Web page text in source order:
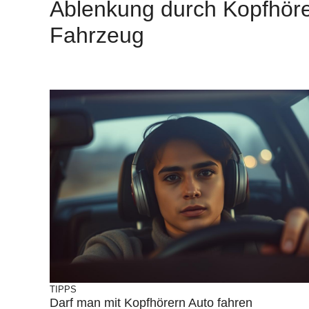
Ablenkung durch
Fahrzeug
TIPPS
Darf man mit Kopfhörern Auto fahren